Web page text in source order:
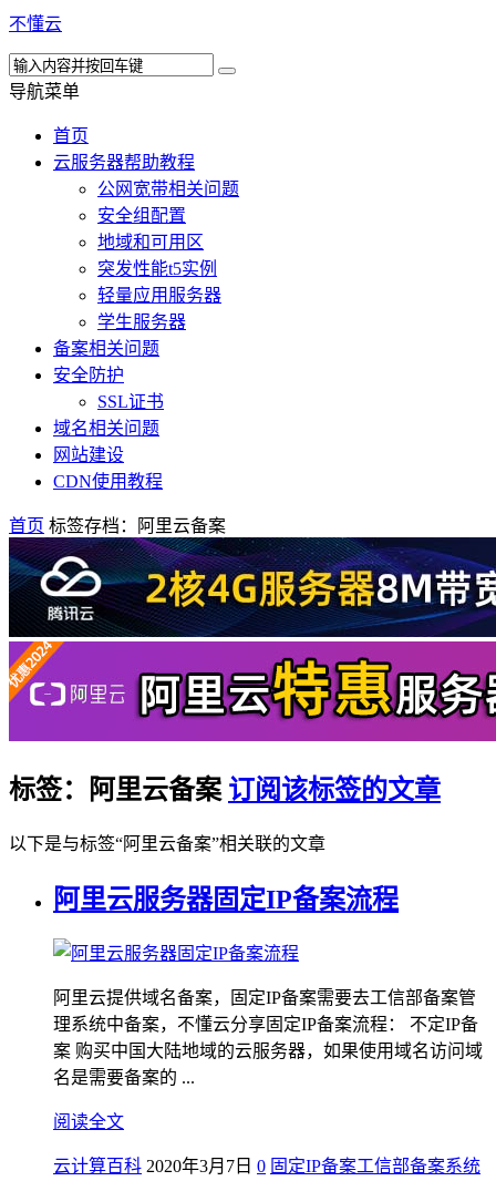
不懂云
导航菜单
首页
云服务器帮助教程
公网宽带相关问题
安全组配置
地域和可用区
突发性能t5实例
轻量应用服务器
学生服务器
备案相关问题
安全防护
SSL证书
域名相关问题
网站建设
CDN使用教程
首页 标签存档：阿里云备案
标签：阿里云备案 订阅该标签的文章
以下是与标签“阿里云备案”相关联的文章
阿里云服务器固定IP备案流程
阿里云提供域名备案，固定IP备案需要去工信部备案管
理系统中备案，不懂云分享固定IP备案流程： 不定IP备
案 购买中国大陆地域的云服务器，如果使用域名访问域
名是需要备案的 ...
阅读全文
云计算百科 2020年3月7日 0 固定IP备案工信部备案系统